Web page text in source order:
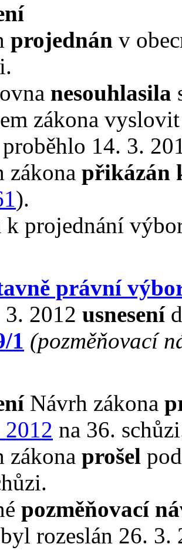
projednán v
nesouhlasila
zákona
14. 3.
zákona přikázán
).
k projednání
právní
3. 2012 usnesení
1 (pozměňovací
Návrh zákona
na 36.
zákona prošel
pozměňovací
rozeslán 26. 3.